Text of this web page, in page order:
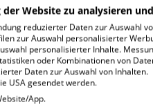
MVZ Ehrhard Hain
Website zu analysieren
reduzierter Daten zur Auswahl
zur Auswahl personalisierter
personalisierter Inhalte.
oder Kombinationen von
Daten zur Auswahl von Inhalten.
USA gesendet werden.
App.